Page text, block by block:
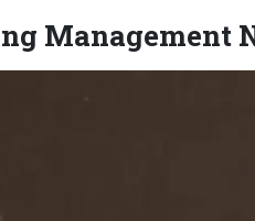
Management